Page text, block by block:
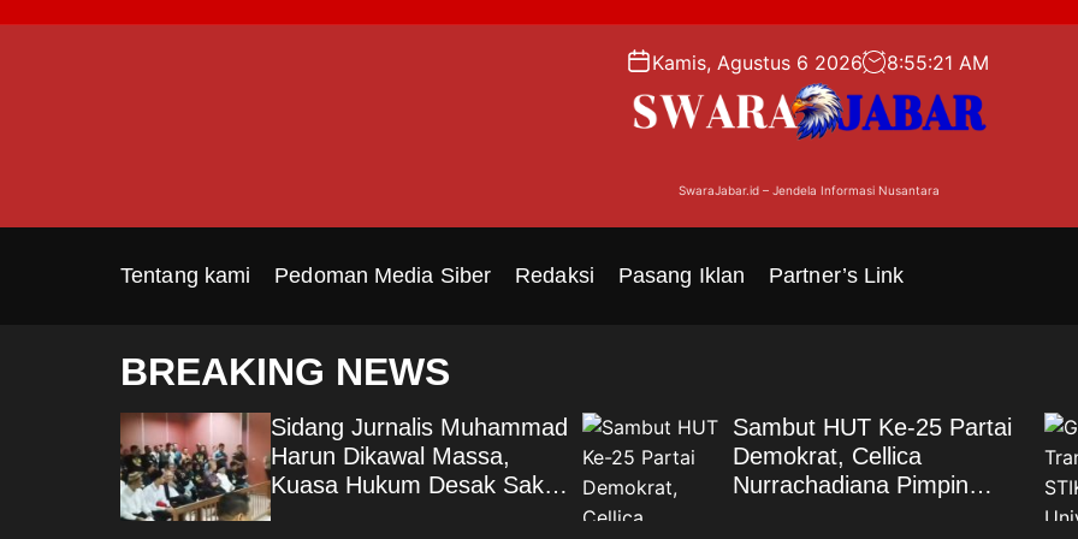
o
Kamis, Agustus 6 2026 8:55:22 AM
SwaraJabar.id – Jendela Informasi Nusantara
Tentang kami Pedoman Media Siber Redaksi Pasang Iklan Partner’s Link
BREAKING NEWS
Sidang Jurnalis Muhammad
Harun Dikawal Massa,
Kuasa Hukum Desak Saksi
Kunci Wahyu Gilang
Sambut HUT Ke-25 Partai
Demokrat, Cellica
Nurrachadiana Pimpin